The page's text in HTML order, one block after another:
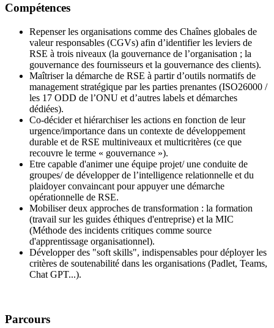
Compétences
Repenser les organisations comme des Chaînes globales de
valeur responsables (CGVs) afin d’identifier les leviers de
RSE à trois niveaux (la gouvernance de l’organisation ; la
gouvernance des fournisseurs et la gouvernance des clients).
Maîtriser la démarche de RSE à partir d’outils normatifs de
management stratégique par les parties prenantes (ISO26000 /
les 17 ODD de l’ONU et d’autres labels et démarches
dédiées).
Co-décider et hiérarchiser les actions en fonction de leur
urgence/importance dans un contexte de développement
durable et de RSE multiniveaux et multicritères (ce que
recouvre le terme « gouvernance »).
Etre capable d'animer une équipe projet/ une conduite de
groupes/ de développer de l’intelligence relationnelle et du
plaidoyer convaincant pour appuyer une démarche
opérationnelle de RSE.
Mobiliser deux approches de transformation : la formation
(travail sur les guides éthiques d'entreprise) et la MIC
(Méthode des incidents critiques comme source
d'apprentissage organisationnel).
Développer des "soft skills", indispensables pour déployer les
critères de soutenabilité dans les organisations (Padlet, Teams,
Chat GPT...).
Parcours